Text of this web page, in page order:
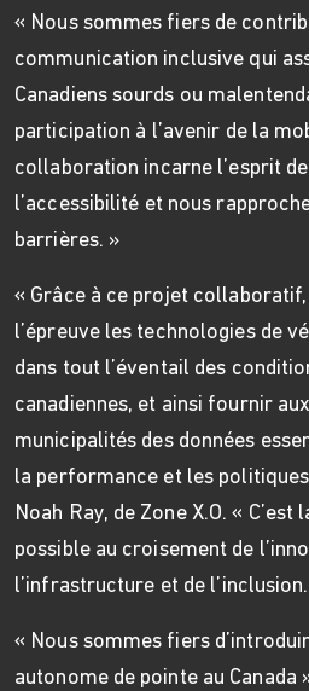
« Nous sommes fiers de
communication inclusive qui
Canadiens sourds ou
participation à l’avenir de la
collaboration incarne l’esprit
l’accessibilité et nous
barrières. »
« Grâce à ce projet
l’épreuve les technologies de
dans tout l’éventail des
canadiennes, et ainsi fournir
municipalités des données
la performance et les
Noah Ray, de Zone X.O. «
possible au croisement de
l’infrastructure et de
« Nous sommes fiers
autonome de pointe au Canada